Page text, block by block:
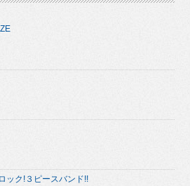
ック!３ピースバンド!!